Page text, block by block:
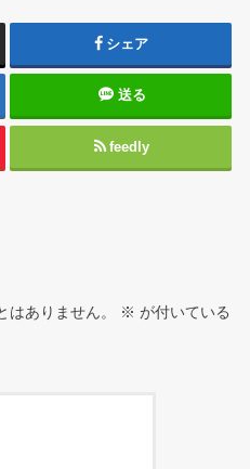
シェア
送る
feedly
はありません。 ※ が付いている